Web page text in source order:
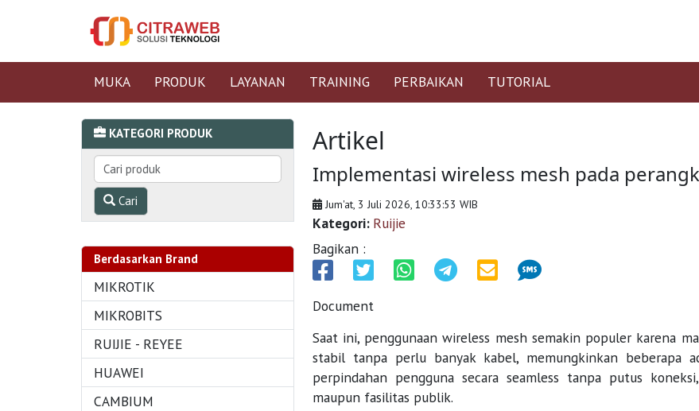
MUKA PRODUK LAYANAN TRAINING PERBAIKAN TUTORIAL
KATEGORI PRODUK
Cari
Berdasarkan Brand
MIKROTIK
MIKROBITS
RUIJIE - REYEE
HUAWEI
CAMBIUM
Artikel
Implementasi wireless mesh pada
Jum'at, 3 Juli 2026, 10:33:53 WIB
Kategori: Ruijie
Bagikan :
Document
Saat ini, penggunaan wireless mesh semakin populer karena
stabil tanpa perlu banyak kabel, memungkinkan beberapa
perpindahan pengguna secara seamless tanpa putus
maupun fasilitas publik.